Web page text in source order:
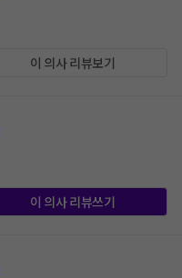
이 의사 리뷰보기
이 의사 리뷰쓰기